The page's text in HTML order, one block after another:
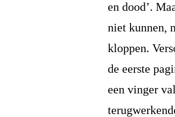
en dood’.
niet kunnen,
kloppen.
de eerste
een vinger